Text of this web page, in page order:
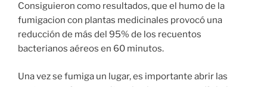
Consiguieron como resultados, que el humo de la
fumigacion con plantas medicinales provocó una
reducción de más del 95% de los recuentos
bacterianos aéreos en 60 minutos.
Una vez se fumiga un lugar, es importante abrir las